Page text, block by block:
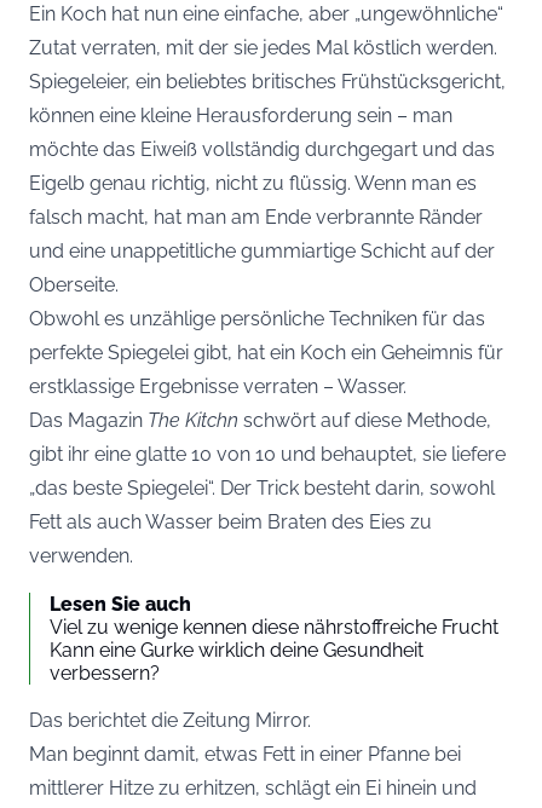
Ein Koch hat nun eine einfache, aber „ungewöhnliche“
Zutat verraten, mit der sie jedes Mal köstlich werden.
Spiegeleier, ein beliebtes britisches Frühstücksgericht,
können eine kleine Herausforderung sein – man
möchte das Eiweiß vollständig durchgegart und das
Eigelb genau richtig, nicht zu flüssig. Wenn man es
falsch macht, hat man am Ende verbrannte Ränder
und eine unappetitliche gummiartige Schicht auf der
Oberseite.
Obwohl es unzählige persönliche Techniken für das
perfekte Spiegelei gibt, hat ein Koch ein Geheimnis für
erstklassige Ergebnisse verraten – Wasser.
Das Magazin The Kitchn schwört auf diese Methode,
gibt ihr eine glatte 10 von 10 und behauptet, sie liefere
„das beste Spiegelei“. Der Trick besteht darin, sowohl
Fett als auch Wasser beim Braten des Eies zu
verwenden.
Lesen Sie auch
Viel zu wenige kennen diese nährstoffreiche Frucht
Kann eine Gurke wirklich deine Gesundheit
verbessern?
Das berichtet die Zeitung Mirror.
Man beginnt damit, etwas Fett in einer Pfanne bei
mittlerer Hitze zu erhitzen, schlägt ein Ei hinein und